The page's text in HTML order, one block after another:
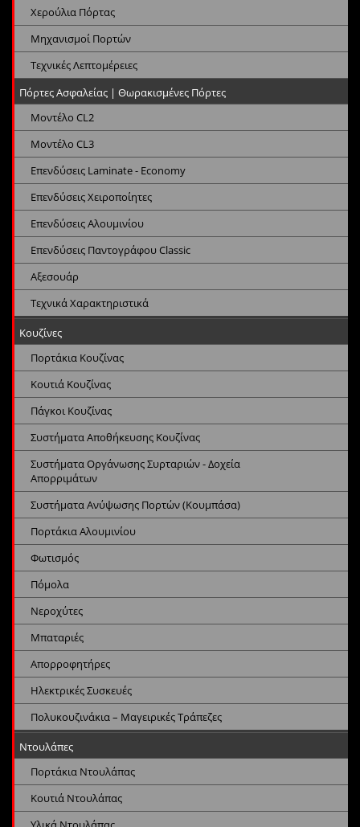
Χερούλια Πόρτας
Μηχανισμοί Πορτών
Τεχνικές Λεπτομέρειες
Πόρτες Ασφαλείας | Θωρακισμένες Πόρτες
Μοντέλο CL2
Μοντέλο CL3
Επενδύσεις Laminate - Economy
Επενδύσεις Χειροποίητες
Επενδύσεις Αλουμινίου
Επενδύσεις Παντογράφου Classic
Αξεσουάρ
Τεχνικά Χαρακτηριστικά
Κουζίνες
Πορτάκια Κουζίνας
Κουτιά Κουζίνας
Πάγκοι Κουζίνας
Συστήματα Αποθήκευσης Κουζίνας
Συστήματα Οργάνωσης Συρταριών - Δοχεία
Απορριμάτων
Συστήματα Ανύψωσης Πορτών (Κουμπάσα)
Πορτάκια Αλουμινίου
Φωτισμός
Πόμολα
Νεροχύτες
Μπαταριές
Απορροφητήρες
Ηλεκτρικές Συσκευές
Πολυκουζινάκια – Μαγειρικές Τράπεζες
Ντουλάπες
Πορτάκια Ντουλάπας
Κουτιά Ντουλάπας